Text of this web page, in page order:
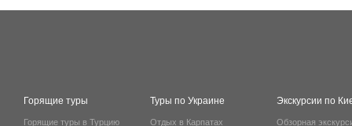
Горящие туры
Горящие туры в Турцию
Туры по Украине
Отдых в Карпатах
Экскурсии по
Обзорная